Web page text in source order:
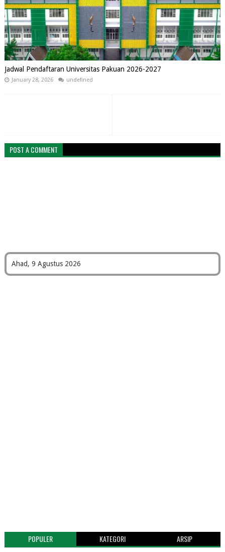
Jadwal Pendaftaran Universitas Pakuan 2026-2027
January 28, 2026 undefined
POST A COMMENT
Ahad, 9 Agustus 2026
POPULER KATEGORI ARSIP